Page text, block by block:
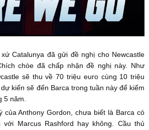
Catalunya đã gửi đề nghị cho Newcastle
chòe đã chấp nhận đề nghị này. Như
sẽ thu về 70 triệu euro cùng 10 triệu
kiến sẽ đến Barca trong tuần này để kiểm
5 năm.
của Anthony Gordon, chưa biết là Barca có
Marcus Rashford hay không. Cầu thủ